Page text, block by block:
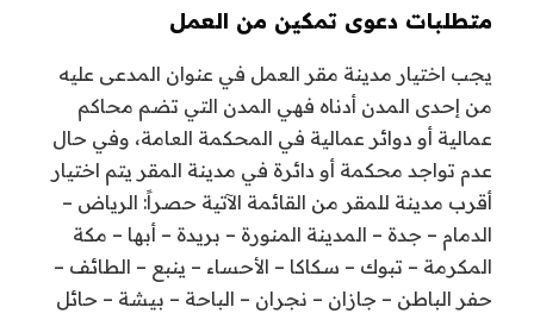
متطلبات دعوى تمكين من العمل
يجب اختيار مدينة مقر العمل في عنوان المدعى عليه
من إحدى المدن أدناه فهي المدن التي تضم محاكم
عمالية أو دوائر عمالية في المحكمة العامة، وفي حال
عدم تواجد محكمة أو دائرة في مدينة المقر يتم اختيار
أقرب مدينة للمقر من القائمة الآتية حصراً: الرياض –
الدمام – جدة – المدينة المنورة – بريدة – أبها – مكة
المكرمة – تبوك – سكاكا – الأحساء – ينبع – الطائف –
حفر الباطن – جازان – نجران – الباحة – بيشة – حائل